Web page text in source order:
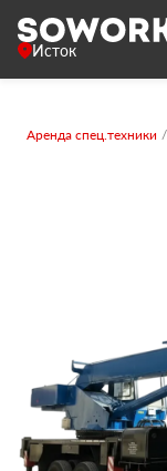
Исток
Аренда спец.техники